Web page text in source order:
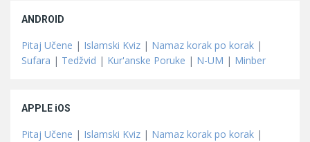
ANDROID
Pitaj Učene | Islamski Kviz | Namaz korak po korak |
Sufara | Tedžvid | Kur'anske Poruke | N-UM | Minber
APPLE iOS
Pitaj Učene | Islamski Kviz | Namaz korak po korak |